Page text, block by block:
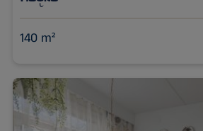
140 m²